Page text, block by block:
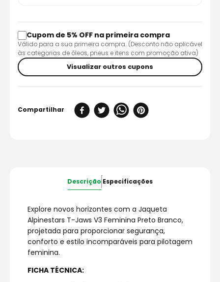
Cupom de 5% OFF na primeira compra
Válido para a sua primeira compra. (Desconto não aplicável
às categorias de óleos, pneus e itens com promoção ativa)
Visualizar outros cupons
Descrição Especificações
Explore novos horizontes com a Jaqueta
Alpinestars T-Jaws V3 Feminina Preto Branco,
projetada para proporcionar segurança,
conforto e estilo incomparáveis para pilotagem
feminina.
FICHA TÉCNICA: